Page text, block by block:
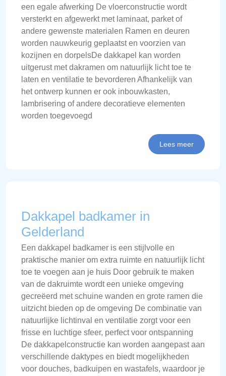
een egale afwerking De vloerconstructie wordt
versterkt en afgewerkt met laminaat, parket of
andere gewenste materialen Ramen en deuren
worden nauwkeurig geplaatst en voorzien van
kozijnen en dorpelsDe dakkapel kan worden
uitgerust met dakramen om natuurlijk licht toe te
laten en ventilatie te bevorderen Afhankelijk van
het ontwerp kunnen er ook inbouwkasten,
lambrisering of andere decoratieve elementen
worden toegevoegd
Lees meer
Dakkapel badkamer in
Gelderland
Een dakkapel badkamer is een stijlvolle en
praktische manier om extra ruimte en natuurlijk licht
toe te voegen aan je huis Door gebruik te maken
van de dakruimte wordt een unieke omgeving
gecreëerd met schuine wanden en grote ramen die
uitzicht bieden op de omgeving De combinatie van
natuurlijke lichtinval en ventilatie zorgt voor een
frisse en luchtige sfeer, perfect voor ontspanning
De dakkapelconstructie kan worden aangepast aan
verschillende daktypes en biedt mogelijkheden
voor douches, badkuipen en wastafels, waardoor je